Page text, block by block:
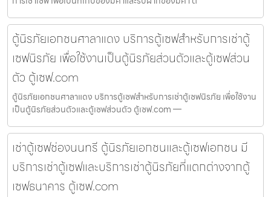
ตู้นิรภัยเอกชนศาลาแดง บริการตู้เซฟสำหรับการเช่าตู้
เซฟนิรภัย เพื่อใช้งานเป็นตู้นิรภัยส่วนตัวและตู้เซฟส่วน
ตัว ตู้เซฟ.com
ตู้นิรภัยเอกชนศาลาแดง บริการตู้เซฟสำหรับการเช่าตู้เซฟนิรภัย เพื่อใช้งาน
เป็นตู้นิรภัยส่วนตัวและตู้เซฟส่วนตัว ตู้เซฟ.com —
เช่าตู้เซฟช่องนนทรี ตู้นิรภัยเอกชนและตู้เซฟเอกชน มี
บริการเช่าตู้เซฟและบริการเช่าตู้นิรภัยที่แตกต่างจากตู้
เซฟธนาคาร ตู้เซฟ.com